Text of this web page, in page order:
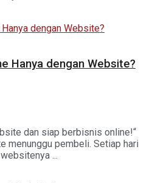
Hanya dengan Website?
dan siap berbisnis online!“
menunggu pembeli. Setiap hari
...